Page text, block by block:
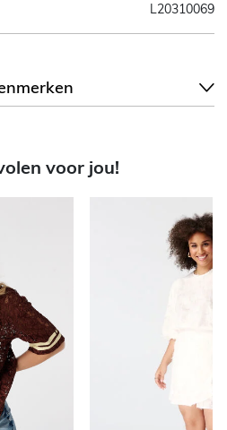
L20310069
voor jou!